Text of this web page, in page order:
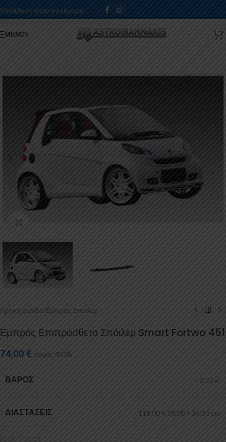
Μετάβαση στην πλοήγηση
Μετάβαση στο κύριο περιεχόμενο
ΜΕΝΟΎ
Αρχική σελίδα/Εμπρός Σπόιλερ
Εμπρός Επιπρόσθετο Σπόιλερ Smart Fortwo 451
74,00 € συμπ. ΦΠΑ
ΒΆΡΟΣ 2,00 κ.
ΔΙΑΣΤΆΣΕΙΣ 118,00 × 14,00 × 34,00 cm